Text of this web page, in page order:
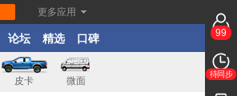
更多应用
论坛 精选 口碑
皮卡 微面
99
待同步